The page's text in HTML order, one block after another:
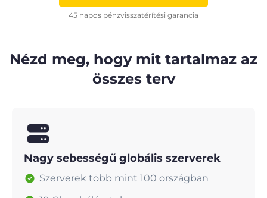
45 napos pénzvisszatérítési garancia
Nézd meg, hogy mit tartalmaz az
összes terv
Nagy sebességű globális szerverek
Szerverek több mint 100 országban